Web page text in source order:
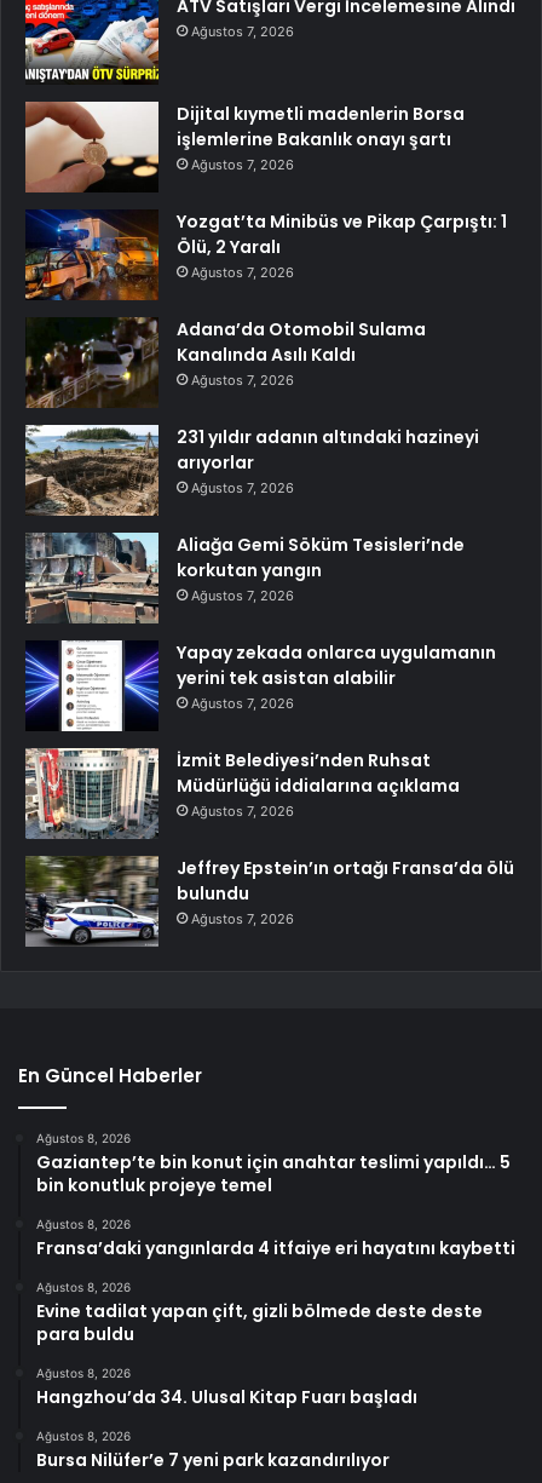
ATV Satışları Vergi İncelemesine Alındı
Ağustos 7, 2026
Dijital kıymetli madenlerin Borsa
işlemlerine Bakanlık onayı şartı
Ağustos 7, 2026
Yozgat’ta Minibüs ve Pikap Çarpıştı: 1
Ölü, 2 Yaralı
Ağustos 7, 2026
Adana’da Otomobil Sulama
Kanalında Asılı Kaldı
Ağustos 7, 2026
231 yıldır adanın altındaki hazineyi
arıyorlar
Ağustos 7, 2026
Aliağa Gemi Söküm Tesisleri’nde
korkutan yangın
Ağustos 7, 2026
Yapay zekada onlarca uygulamanın
yerini tek asistan alabilir
Ağustos 7, 2026
İzmit Belediyesi’nden Ruhsat
Müdürlüğü iddialarına açıklama
Ağustos 7, 2026
Jeffrey Epstein’ın ortağı Fransa’da ölü
bulundu
Ağustos 7, 2026
En Güncel Haberler
Ağustos 8, 2026
Gaziantep’te bin konut için anahtar teslimi yapıldı… 5
bin konutluk projeye temel
Ağustos 8, 2026
Fransa’daki yangınlarda 4 itfaiye eri hayatını kaybetti
Ağustos 8, 2026
Evine tadilat yapan çift, gizli bölmede deste deste
para buldu
Ağustos 8, 2026
Hangzhou’da 34. Ulusal Kitap Fuarı başladı
Ağustos 8, 2026
Bursa Nilüfer’e 7 yeni park kazandırılıyor